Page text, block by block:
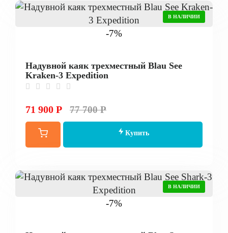
-7%
В НАЛИЧИИ
Надувной каяк трехместный Blau See
Kraken-3 Expedition
71 900 Р 77 700 Р
Купить
-7%
В НАЛИЧИИ